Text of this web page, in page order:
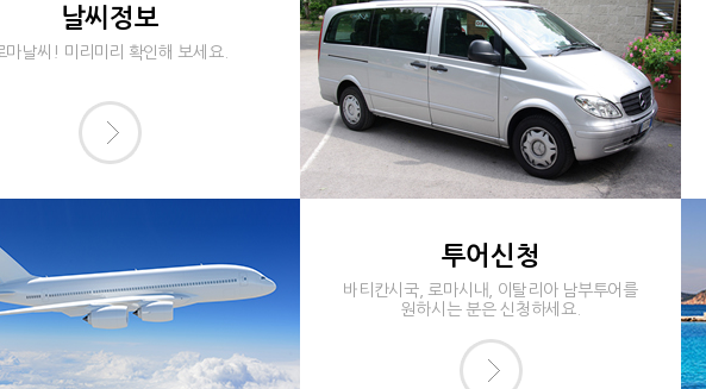
날씨정보
마날씨! 미리미리 확인해 보세요.
투어신청
바티칸시국, 로마시내, 이탈리아 남부투어를
원하시는 분은 신청하세요.